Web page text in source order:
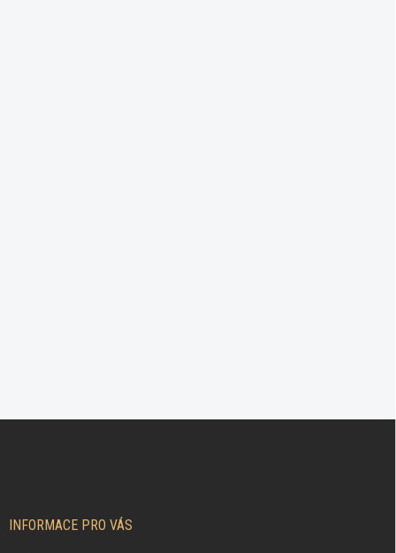
INFORMACE PRO VÁS